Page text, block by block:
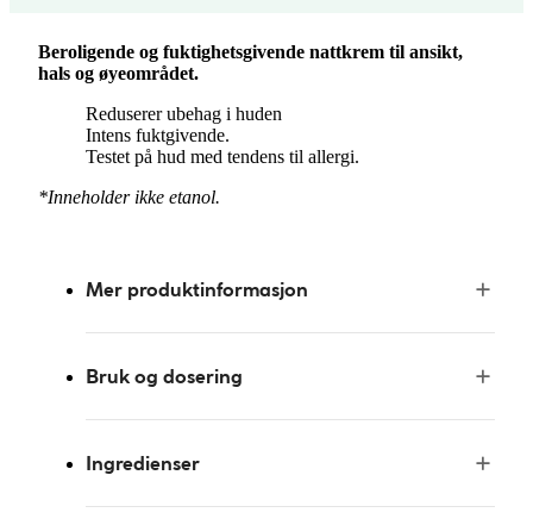
Beroligende og fuktighetsgivende nattkrem til ansikt,
hals og øyeområdet.
Reduserer ubehag i huden
Intens fuktgivende.
Testet på hud med tendens til allergi.
*Inneholder ikke etanol.
Mer produktinformasjon
Bruk og dosering
Ingredienser